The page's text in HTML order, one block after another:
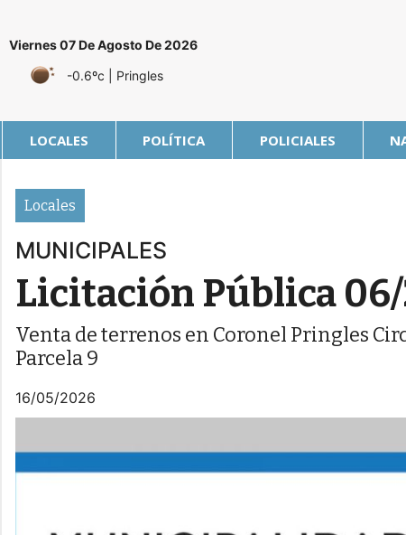
Viernes 07 De Agosto De 2026
-0.6ºc
| Pringles
LOCALES POLÍTICA POLICIALES
Locales
MUNICIPALES
Licitación Pública
Venta de terrenos en Coronel Pringles
Parcela 9
16/05/2026